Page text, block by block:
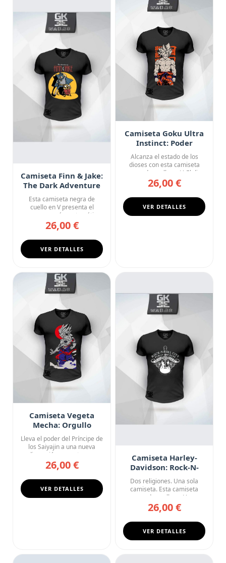
Camiseta Finn & Jake:
The Dark Adventure
Esta camiseta negra de
cuello en V presenta el
crossover más matemático
de la...
26,00 €
VER DETALLES
Camiseta Goku Ultra
Instinct: Poder
Infinito
Alcanza el estado de los
dioses con esta camiseta
negra de cuello en V. El di...
26,00 €
VER DETALLES
Camiseta Vegeta
Mecha: Orgullo
Saiyajin 2.0
Lleva el poder del Príncipe de
los Saiyajin a una nueva
dimensión con esta ca...
26,00 €
VER DETALLES
Camiseta Harley-
Davidson: Rock-N-
Roll City
Dos religiones. Una sola
camiseta. Esta camiseta
negra de cuello en V une
las...
26,00 €
VER DETALLES